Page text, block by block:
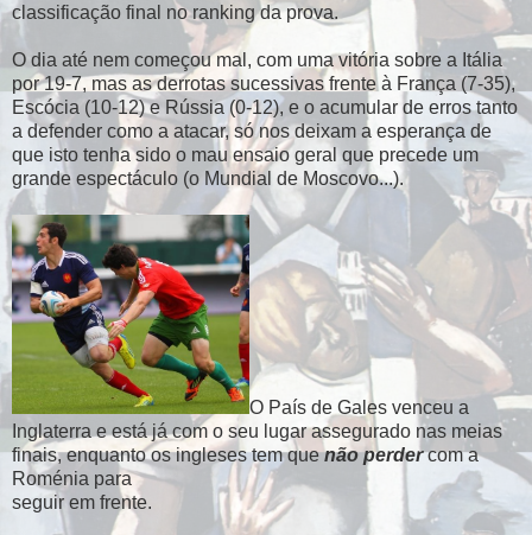
classificação final no ranking da prova.
O dia até nem começou mal, com uma vitória sobre a Itália
por 19-7, mas as derrotas sucessivas frente à França (7-35),
Escócia (10-12) e Rússia (0-12), e o acumular de erros tanto
a defender como a atacar, só nos deixam a esperança de
que isto tenha sido o mau ensaio geral que precede um
grande espectáculo (o Mundial de Moscovo...).
O País de Gales venceu a
Inglaterra e está já com o seu lugar assegurado nas meias
finais, enquanto os ingleses tem quenão perdercom a
Roménia para
seguir em frente.